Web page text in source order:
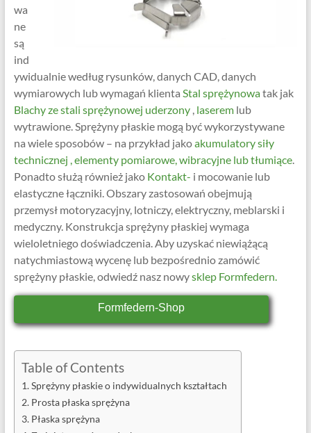
wa
ne
są
ind
ywidualnie według rysunków, danych CAD, danych
wymiarowych lub wymagań klienta Stal sprężynowatak jak
Blachy ze stali sprężynowej uderzony,laseremlub
wytrawione. Sprężyny płaskie mogą być wykorzystywane
na wiele sposobów – na przykład jakoakumulatory siły
technicznej , elementy pomiarowe, wibracyjne lub tłumiące.
Ponadto służą również jakoKontakt- i mocowanie lub
elastyczne łączniki. Obszary zastosowań obejmują
przemysł motoryzacyjny, lotniczy, elektryczny, meblarski i
medyczny. Konstrukcja sprężyny płaskiej wymaga
wieloletniego doświadczenia. Aby uzyskać niewiążącą
natychmiastową wycenę lub bezpośrednio zamówić
sprężyny płaskie, odwiedź nasz nowysklep Formfedern.
Formfedern-Shop
Table of Contents
Sprężyny płaskie o indywidualnych kształtach
Prosta płaska sprężyna
Płaska sprężyna